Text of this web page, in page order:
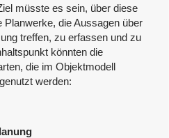
müsste es sein, über diese
Planwerke, die Aussagen über
treffen, zu erfassen und zu
könnten die
die im Objektmodell
werden: